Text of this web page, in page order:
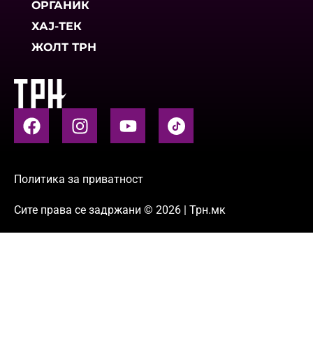
ОРГАНИК
ХАЈ-ТЕК
ЖОЛТ ТРН
Политика за приватност
Сите права се задржани © 2026 | Трн.мк